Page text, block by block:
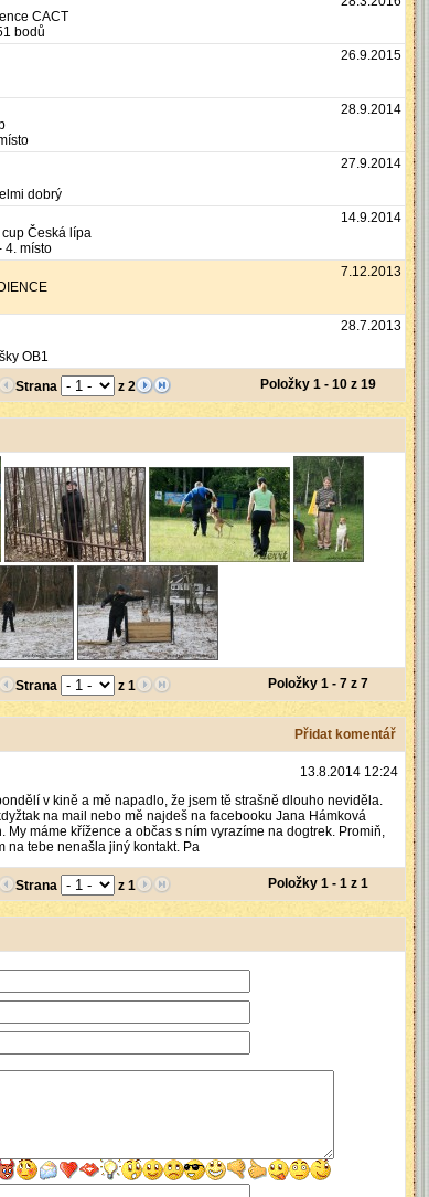
CACT
bodů
26.9.2015
28.9.2014
27.9.2014
dobrý
14.9.2014
Česká lípa
4. místo
7.12.2013
28.7.2013
OB1
Strana
z 2 Položky 1 - 10 z 19
Strana z 1 Položky 1 - 7 z 7
Přidat komentář
13.8.2014 12:24
v kině a mě napadlo, že jsem tě strašně dlouho neviděla.
na mail nebo mě najdeš na facebooku Jana Hámková
máme křížence a občas s ním vyrazíme na dogtrek. Promiň,
na tebe nenašla jiný kontakt. Pa
Strana z 1 Položky 1 - 1 z 1